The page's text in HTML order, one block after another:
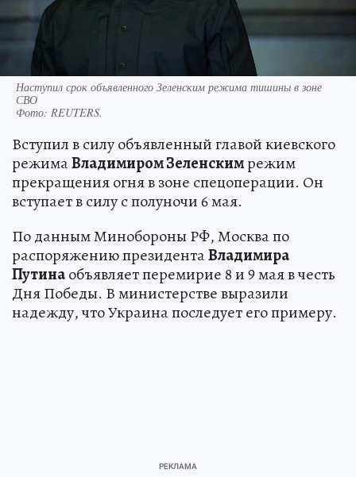
Наступил срок объявленного Зеленским режима тишины в зоне
СВО
Фото: REUTERS.
Вступил в силу объявленный главой киевского
режимаВладимиром Зеленскимрежим
прекращения огня в зоне спецоперации. Он
вступает в силу с полуночи 6 мая.
По данным Минобороны РФ, Москва по
распоряжению президентаВладимира
Путинаобъявляет перемирие 8 и 9 мая в честь
Дня Победы. В министерстве выразили
надежду, что Украина последует его примеру.